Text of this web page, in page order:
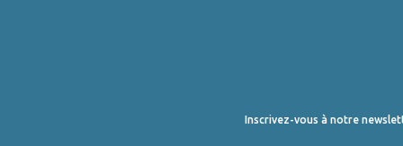
Inscrivez-vous à notre